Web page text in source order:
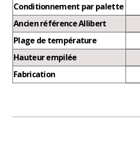
Conditionnement par palette
Ancien référence Allibert
Plage de température
Hauteur empilée
Fabrication